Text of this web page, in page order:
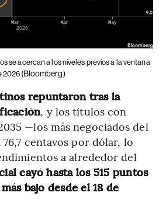
se acercan a los niveles previos a la ventana
2026 (Bloomberg)
repuntaron tras la
, y los títulos con
—los más negociados del
centavos por dólar, lo
a alrededor del
cayó hasta los 515 puntos
bajo desde el 18 de